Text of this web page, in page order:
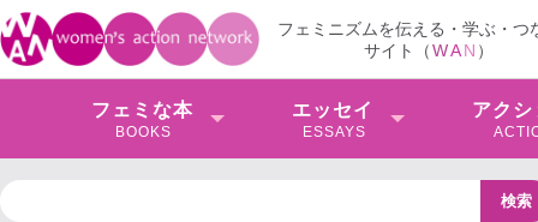
フェミニズムを伝える・学ぶ・つ
サイト（WAN ）
フェミな本
BOOKS
エッセイ
ESSAYS
アクシ